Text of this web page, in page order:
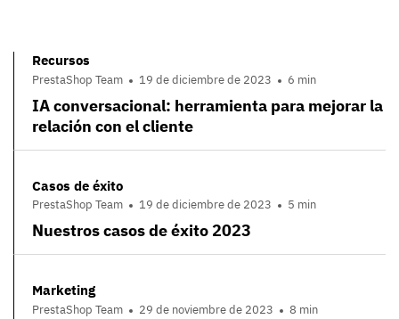
Recursos
PrestaShop Team 19 de diciembre de 2023 6 min
IA conversacional: herramienta para mejorar la
relación con el cliente
Casos de éxito
PrestaShop Team 19 de diciembre de 2023 5 min
Nuestros casos de éxito 2023
Marketing
PrestaShop Team 29 de noviembre de 2023 8 min